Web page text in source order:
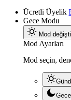
Ücretli Üyelik
Gece Modu
Mod
Mod Ayarları
Mod seçin,